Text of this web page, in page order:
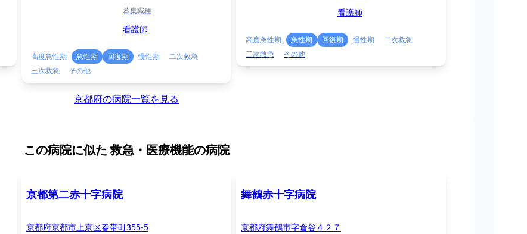
募集職種
看護師
高度急性期 急性期 回復期 慢性期
二次救急
三次救急
その他
看護師
高度急性期 急性期 回復期 慢性期
二次救急
三次救急
その他
京都府の病院一覧を見る
この病院に似た 救急・医療機能の病院
京都第二赤十字病院
京都府京都市上京区春帯町355-5
舞鶴赤十字病院
京都府舞鶴市字倉谷４２７